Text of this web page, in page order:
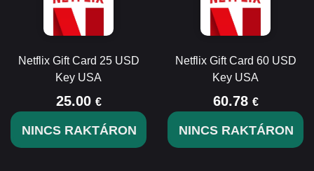
Netflix Gift Card 25 USD
Key USA
25.00 €
NINCS RAKTÁRON
Netflix Gift Card 60 USD
Key USA
60.78 €
NINCS RAKTÁRON